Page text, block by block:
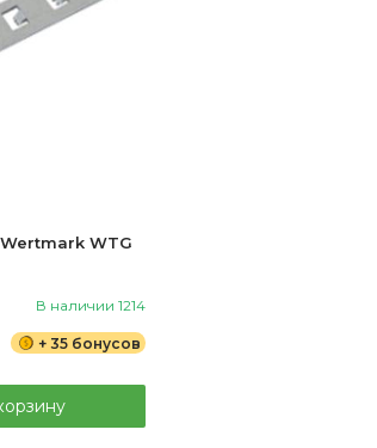
WTG
В наличии 1214
+ 35 бонусов